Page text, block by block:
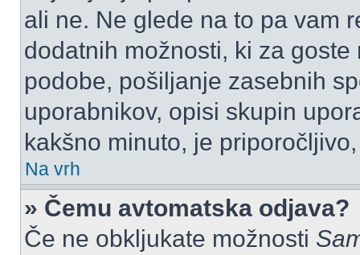
ali ne. Ne glede na to pa vam
dodatnih možnosti, ki za
podobe, pošiljanje zasebnih
uporabnikov, opisi skupin
kakšno minuto, je
Na vrh
» Čemu avtomatska odjava?
Če ne obkljukate možnosti